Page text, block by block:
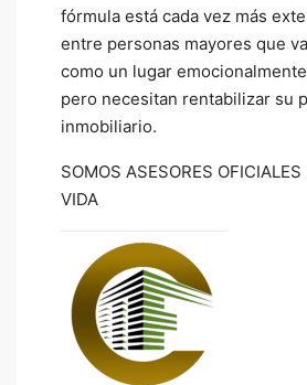
fórmula está cada vez más
entre personas mayores que
como un lugar
pero necesitan rentabilizar su
inmobiliario.
SOMOS ASESORES
VIDA